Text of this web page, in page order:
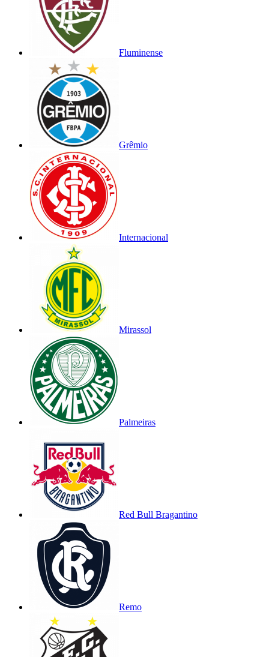
Fluminense
Grêmio
Internacional
Mirassol
Palmeiras
Red Bull Bragantino
Remo